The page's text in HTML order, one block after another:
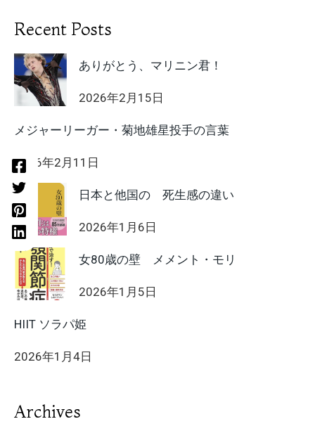
Recent Posts
ありがとう、マリニン君！
2026年2月15日
メジャーリーガー・菊地雄星投手の言葉
2026年2月11日
日本と他国の 死生感の違い
2026年1月6日
女80歳の壁 メメント・モリ
2026年1月5日
HIIT ソラパ姫
2026年1月4日
Archives